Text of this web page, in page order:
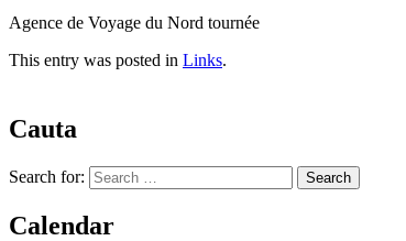
Agence de Voyage du Nord tournée
This entry was posted in Links.
Cauta
Search for:
Calendar